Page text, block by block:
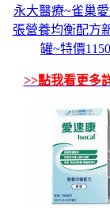
永大醫療~雀巢
張營養均衡配方
罐~特價
>>點我看更多